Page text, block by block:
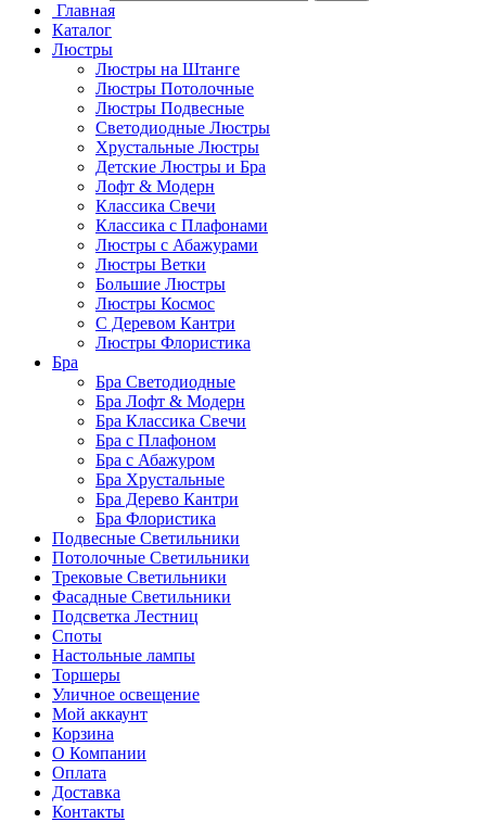
Главная
Каталог
Люстры
Люстры на Штанге
Люстры Потолочные
Люстры Подвесные
Светодиодные Люстры
Хрустальные Люстры
Детские Люстры и Бра
Лофт & Модерн
Классика Свечи
Классика с Плафонами
Люстры с Абажурами
Люстры Ветки
Большие Люстры
Люстры Космос
С Деревом Кантри
Люстры Флористика
Бра
Бра Светодиодные
Бра Лофт & Модерн
Бра Классика Свечи
Бра с Плафоном
Бра с Абажуром
Бра Хрустальные
Бра Дерево Кантри
Бра Флористика
Подвесные Светильники
Потолочные Светильники
Трековые Светильники
Фасадные Светильники
Подсветка Лестниц
Споты
Настольные лампы
Торшеры
Уличное освещение
Мой аккаунт
Корзина
О Компании
Оплата
Доставка
Контакты